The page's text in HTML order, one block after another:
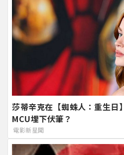
莎蒂辛克在【蜘蛛人：重生日
MCU埋下伏筆？
電影新星聞